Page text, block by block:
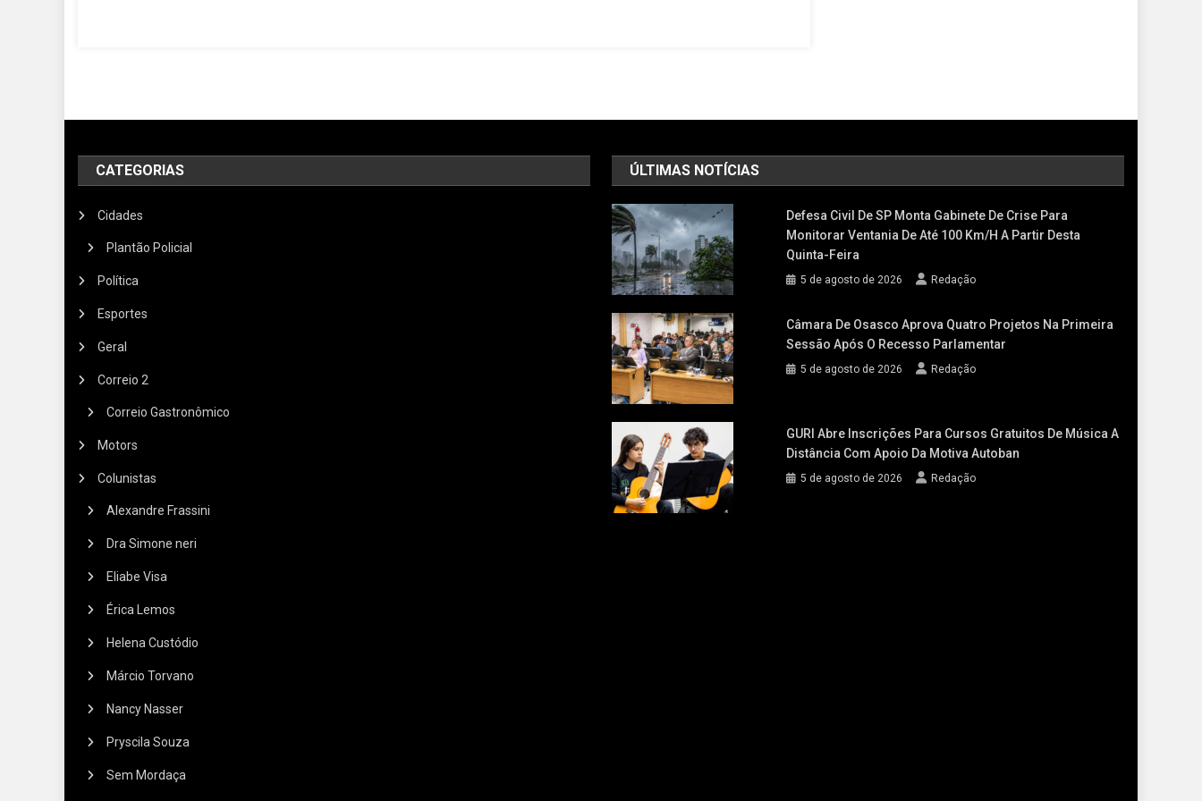
Seletiva
CATEGORIAS
Cidades
Plantão Policial
Política
Esportes
Geral
Correio 2
Correio Gastronômico
Motors
Colunistas
Alexandre Frassini
Dra Simone neri
Eliabe Visa
Érica Lemos
Helena Custódio
Márcio Torvano
Nancy Nasser
Pryscila Souza
Sem Mordaça
ÚLTIMAS NOTÍCIAS
Defesa Civil De SP Monta Gabinete De Crise Para
Monitorar Ventania De Até 100 Km/h A Partir Desta
Quinta-Feira
5 de agosto de 2026 Redação
Câmara De Osasco Aprova Quatro Projetos Na Primeira
Sessão Após O Recesso Parlamentar
5 de agosto de 2026 Redação
GURI Abre Inscrições Para Cursos Gratuitos De Música A
Distância Com Apoio Da Motiva Autoban
5 de agosto de 2026 Redação